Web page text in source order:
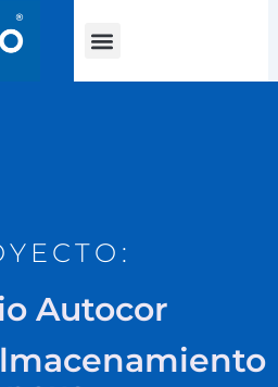
Menu
Autocor